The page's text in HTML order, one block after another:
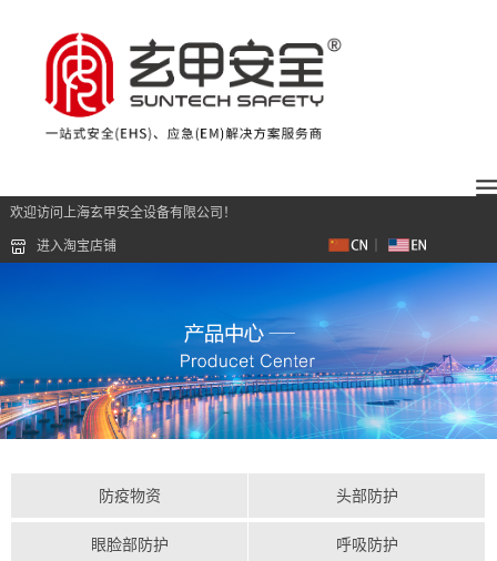
欢迎访问上海玄甲安全设备有限公司！
进入淘宝店铺
防疫物资 头部防护
眼脸部防护 呼吸防护